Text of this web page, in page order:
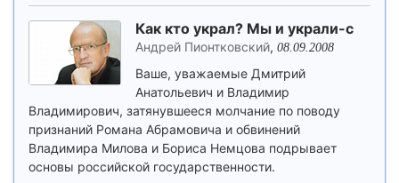
Как кто украл? Мы и украли-с
Андрей Пионтковский, 08.09.2008
Ваше, уважаемые Дмитрий
Анатольевич и Владимир
Владимирович, затянувшееся молчание по поводу
признаний Романа Абрамовича и обвинений
Владимира Милова и Бориса Немцова подрывает
основы российской государственности.